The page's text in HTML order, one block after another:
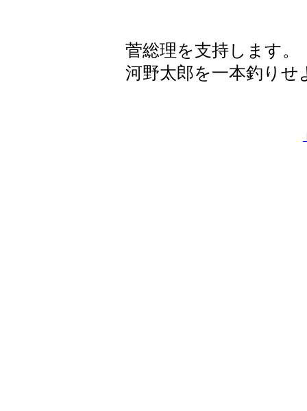
菅総理を支持します。
河野太郎を一本釣りせ